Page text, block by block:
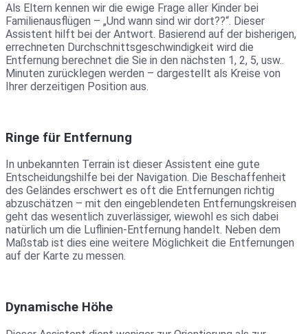
Als Eltern kennen wir die ewige Frage aller Kinder bei
Familienausflügen – „Und wann sind wir dort??“. Dieser
Assistent hilft bei der Antwort. Basierend auf der bisherigen,
errechneten Durchschnittsgeschwindigkeit wird die
Entfernung berechnet die Sie in den nächsten 1, 2, 5, usw..
Minuten zurücklegen werden – dargestellt als Kreise von
Ihrer derzeitigen Position aus.
Ringe für Entfernung
In unbekannten Terrain ist dieser Assistent eine gute
Entscheidungshilfe bei der Navigation. Die Beschaffenheit
des Geländes erschwert es oft die Entfernungen richtig
abzuschätzen – mit den eingeblendeten Entfernungskreisen
geht das wesentlich zuverlässiger, wiewohl es sich dabei
natürlich um die Luflinien-Entfernung handelt. Neben dem
Maßstab ist dies eine weitere Möglichkeit die Entfernungen
auf der Karte zu messen.
Dynamische Höhe